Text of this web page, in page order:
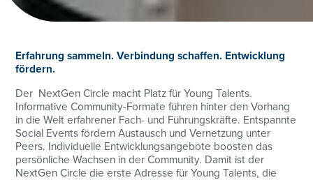
Erfahrung sammeln. Verbindung schaffen. Entwicklung
fördern.
Der NextGen Circle macht Platz für Young Talents.
Informative Community-Formate führen hinter den Vorhang
in die Welt erfahrener Fach- und Führungskräfte. Entspannte
Social Events fördern Austausch und Vernetzung unter
Peers. Individuelle Entwicklungsangebote boosten das
persönliche Wachsen in der Community. Damit ist der
NextGen Circle die erste Adresse für Young Talents, die